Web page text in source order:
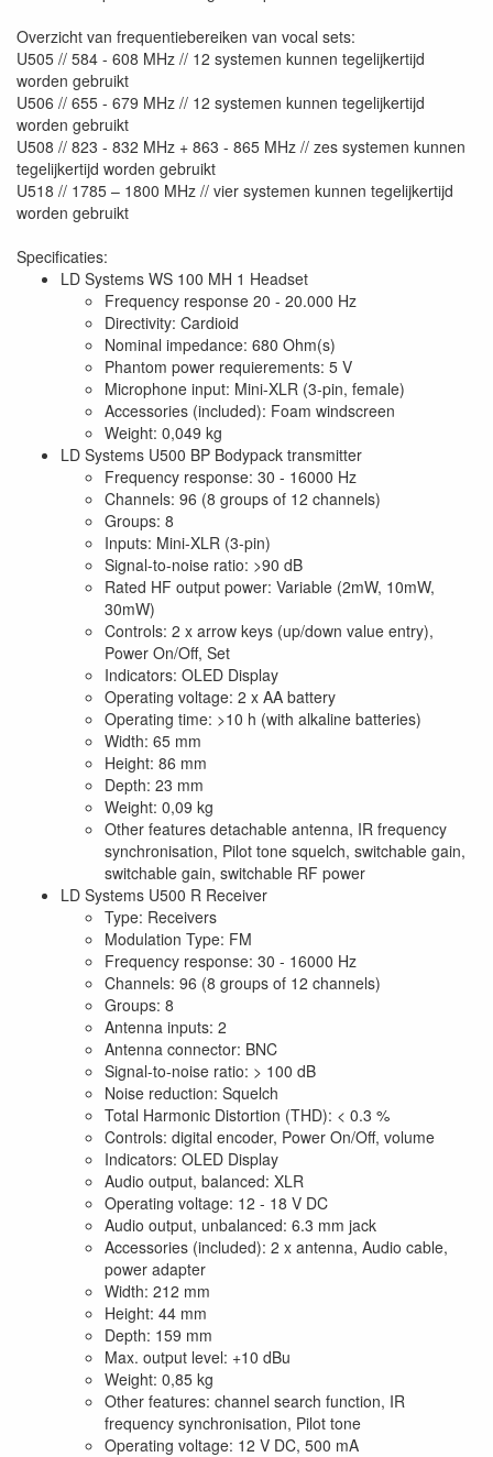
Overzicht van frequentiebereiken van vocal sets:
U505 // 584 - 608 MHz // 12 systemen kunnen tegelijkertijd
worden gebruikt
U506 // 655 - 679 MHz // 12 systemen kunnen tegelijkertijd
worden gebruikt
U508 // 823 - 832 MHz + 863 - 865 MHz // zes systemen kunnen
tegelijkertijd worden gebruikt
U518 // 1785 – 1800 MHz // vier systemen kunnen tegelijkertijd
worden gebruikt
Specificaties:
LD Systems WS 100 MH 1 Headset
Frequency response 20 - 20.000 Hz
Directivity: Cardioid
Nominal impedance: 680 Ohm(s)
Phantom power requierements: 5 V
Microphone input: Mini-XLR (3-pin, female)
Accessories (included): Foam windscreen
Weight: 0,049 kg
LD Systems U500 BP Bodypack transmitter
Frequency response: 30 - 16000 Hz
Channels: 96 (8 groups of 12 channels)
Groups: 8
Inputs: Mini-XLR (3-pin)
Signal-to-noise ratio: >90 dB
Rated HF output power: Variable (2mW, 10mW,
30mW)
Controls: 2 x arrow keys (up/down value entry),
Power On/Off, Set
Indicators: OLED Display
Operating voltage: 2 x AA battery
Operating time: >10 h (with alkaline batteries)
Width: 65 mm
Height: 86 mm
Depth: 23 mm
Weight: 0,09 kg
Other features detachable antenna, IR frequency
synchronisation, Pilot tone squelch, switchable gain,
switchable gain, switchable RF power
LD Systems U500 R Receiver
Type: Receivers
Modulation Type: FM
Frequency response: 30 - 16000 Hz
Channels: 96 (8 groups of 12 channels)
Groups: 8
Antenna inputs: 2
Antenna connector: BNC
Signal-to-noise ratio: > 100 dB
Noise reduction: Squelch
Total Harmonic Distortion (THD): < 0.3 %
Controls: digital encoder, Power On/Off, volume
Indicators: OLED Display
Audio output, balanced: XLR
Operating voltage: 12 - 18 V DC
Audio output, unbalanced: 6.3 mm jack
Accessories (included): 2 x antenna, Audio cable,
power adapter
Width: 212 mm
Height: 44 mm
Depth: 159 mm
Max. output level: +10 dBu
Weight: 0,85 kg
Other features: channel search function, IR
frequency synchronisation, Pilot tone
Operating voltage: 12 V DC, 500 mA